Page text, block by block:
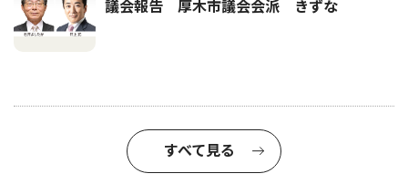
議会報告 厚木市議会会派 きずな
すべて見る